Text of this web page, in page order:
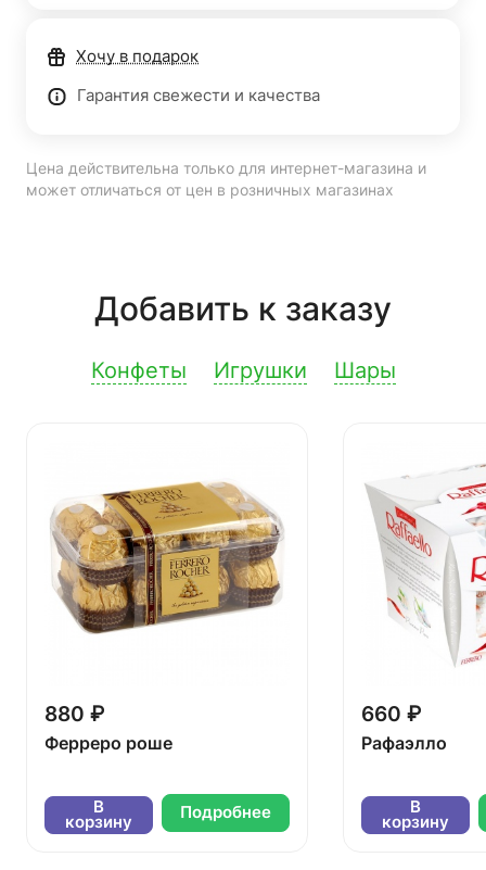
Хочу в подарок
Гарантия свежести и качества
Цена действительна только для интернет-магазина и
может отличаться от цен в розничных магазинах
Добавить к заказу
Конфеты Игрушки Шары
880 ₽
Ферреро роше
В
корзину Подробнее
660 ₽
Рафаэлло
В
корзину